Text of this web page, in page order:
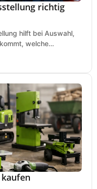
richtig
hilft bei Auswahl,
welche